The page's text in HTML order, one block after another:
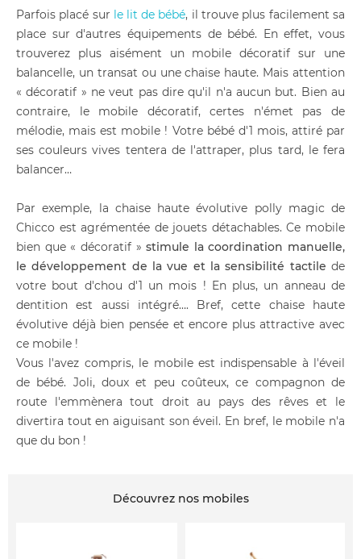
Parfois placé sur le lit de bébé, il trouve plus facilement sa
place sur d'autres équipements de bébé. En effet, vous
trouverez plus aisément un mobile décoratif sur une
balancelle, un transat ou une chaise haute. Mais attention
« décoratif » ne veut pas dire qu'il n'a aucun but. Bien au
contraire, le mobile décoratif, certes n'émet pas de
mélodie, mais est mobile ! Votre bébé d'1 mois, attiré par
ses couleurs vives tentera de l'attraper, plus tard, le fera
balancer…
Par exemple, la chaise haute évolutive polly magic de
Chicco est agrémentée de jouets détachables. Ce mobile
bien que « décoratif »stimule la coordination manuelle,
le développement de la vue et la sensibilité tactile de
votre bout d'chou d'1 un mois ! En plus, un anneau de
dentition est aussi intégré…. Bref, cette chaise haute
évolutive déjà bien pensée et encore plus attractive avec
ce mobile !
Vous l'avez compris, le mobile est indispensable à l'éveil
de bébé. Joli, doux et peu coûteux, ce compagnon de
route l'emmènera tout droit au pays des rêves et le
divertira tout en aiguisant son éveil. En bref, le mobile n'a
que du bon !
Découvrez nos mobiles